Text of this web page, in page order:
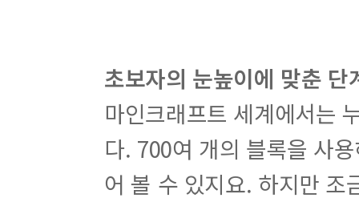
초보자의 눈높이에 맞춘 단
마인크래프트 세계에서는
다. 700여 개의 블록을 사
어 볼 수 있지요. 하지만 조